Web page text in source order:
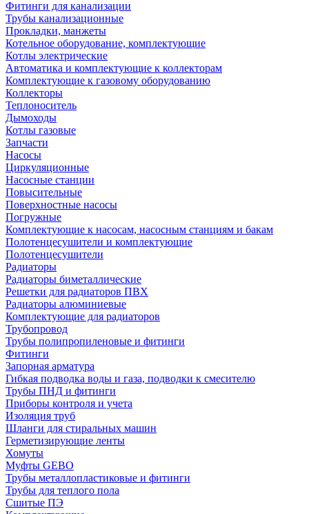
Фитинги для канализации
Трубы канализационные
Прокладки, манжеты
Котельное оборудование, комплектующие
Котлы электрические
Автоматика и комплектующие к коллекторам
Комплектующие к газовому оборудованию
Коллекторы
Теплоноситель
Дымоходы
Котлы газовые
Запчасти
Насосы
Циркуляционные
Насосные станции
Повысительные
Поверхностные насосы
Погружные
Комплектующие к насосам, насосным станциям и бакам
Полотенцесушители и комплектующие
Полотенцесушители
Радиаторы
Радиаторы биметаллические
Решетки для радиаторов ПВХ
Радиаторы алюминиевые
Комплектующие для радиаторов
Трубопровод
Трубы полипропиленовые и фитинги
Фитинги
Запорная арматура
Гибкая подводка воды и газа, подводки к смесителю
Трубы ПНД и фитинги
Приборы контроля и учета
Изоляция труб
Шланги для стиральных машин
Герметизирующие ленты
Хомуты
Муфты GEBO
Трубы металлопластиковые и фитинги
Трубы для теплого пола
Сшитые ПЭ